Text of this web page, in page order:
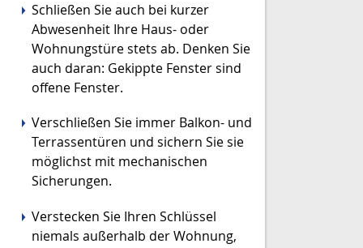
Schließen Sie auch bei kurzer
Abwesenheit Ihre Haus- oder
Wohnungstüre stets ab. Denken Sie
auch daran: Gekippte Fenster sind
offene Fenster.
Verschließen Sie immer Balkon- und
Terrassentüren und sichern Sie sie
möglichst mit mechanischen
Sicherungen.
Verstecken Sie Ihren Schlüssel
niemals außerhalb der Wohnung,